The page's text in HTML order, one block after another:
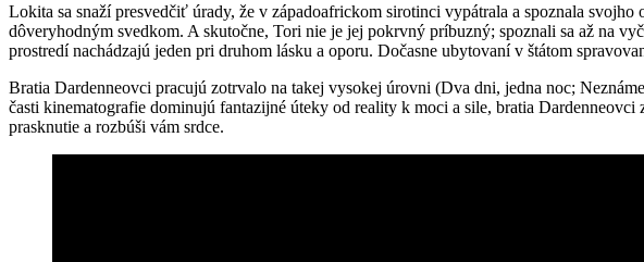
Lokita sa snaží presvedčiť úrady, že v západoafrickom sirotinci vypátrala a spoznala
dôveryhodným svedkom. A skutočne, Tori nie je jej pokrvný príbuzný; spoznali sa až na
prostredí nachádzajú jeden pri druhom lásku a oporu. Dočasne ubytovaní v štátom
Bratia Dardenneovci pracujú zotrvalo na takej vysokej úrovni (Dva dni, jedna noc;
časti kinematografie dominujú fantazijné úteky od reality k moci a sile, bratia
prasknutie a rozbúši vám srdce.